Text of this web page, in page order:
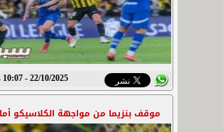
22/10/2025 - 10:07 م
موقف بنزيما من مواجهة الكلاسيكو